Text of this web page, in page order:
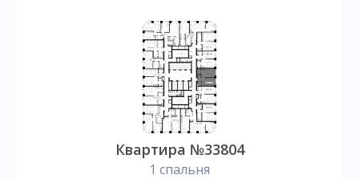
Квартира №33804
1 спальня